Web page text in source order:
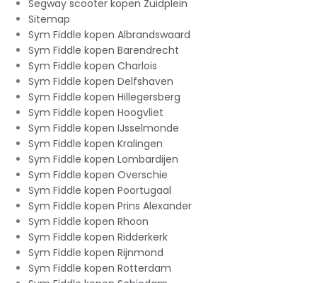
Segway scooter kopen Zuidplein
Sitemap
Sym Fiddle kopen Albrandswaard
Sym Fiddle kopen Barendrecht
Sym Fiddle kopen Charlois
Sym Fiddle kopen Delfshaven
Sym Fiddle kopen Hillegersberg
Sym Fiddle kopen Hoogvliet
Sym Fiddle kopen IJsselmonde
Sym Fiddle kopen Kralingen
Sym Fiddle kopen Lombardijen
Sym Fiddle kopen Overschie
Sym Fiddle kopen Poortugaal
Sym Fiddle kopen Prins Alexander
Sym Fiddle kopen Rhoon
Sym Fiddle kopen Ridderkerk
Sym Fiddle kopen Rijnmond
Sym Fiddle kopen Rotterdam